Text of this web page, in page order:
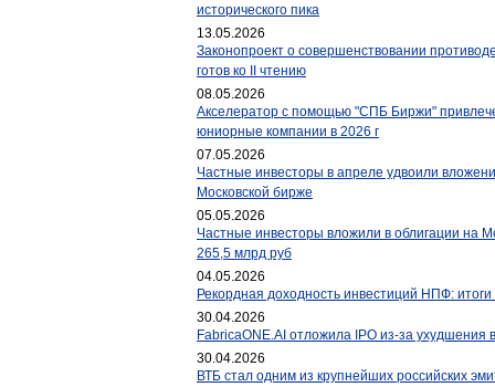
исторического пика
13.05.2026
Законопроект о совершенствовании
готов ко II чтению
08.05.2026
Акселератор с помощью "СПБ Биржи"
юниорные компании в 2026 г
07.05.2026
Частные инвесторы в апреле удвоили
Московской бирже
05.05.2026
Частные инвесторы вложили в облигации на
265,5 млрд руб
04.05.2026
Рекордная доходность инвестиций НПФ: итоги
30.04.2026
FabricaONE.AI отложила IPO из-за ухудшения
30.04.2026
ВТБ стал одним из крупнейших российских